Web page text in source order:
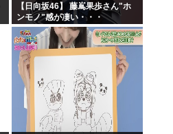
【日向坂46】 藤嶌果歩さん"ホ
ンモノ"感が凄い・・・